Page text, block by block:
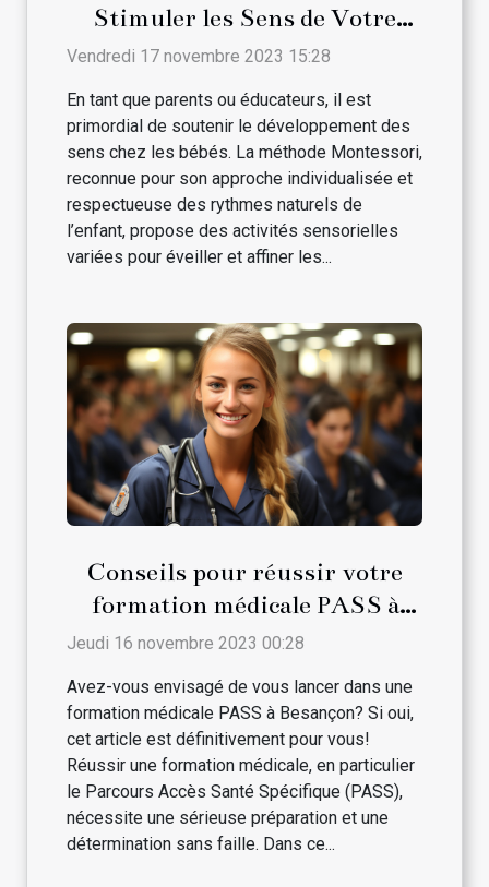
Stimuler les Sens de Votre
Bébé
Vendredi 17 novembre 2023 15:28
En tant que parents ou éducateurs, il est
primordial de soutenir le développement des
sens chez les bébés. La méthode Montessori,
reconnue pour son approche individualisée et
respectueuse des rythmes naturels de
l’enfant, propose des activités sensorielles
variées pour éveiller et affiner les...
Conseils pour réussir votre
formation médicale PASS à
Besançon
Jeudi 16 novembre 2023 00:28
Avez-vous envisagé de vous lancer dans une
formation médicale PASS à Besançon? Si oui,
cet article est définitivement pour vous!
Réussir une formation médicale, en particulier
le Parcours Accès Santé Spécifique (PASS),
nécessite une sérieuse préparation et une
détermination sans faille. Dans ce...